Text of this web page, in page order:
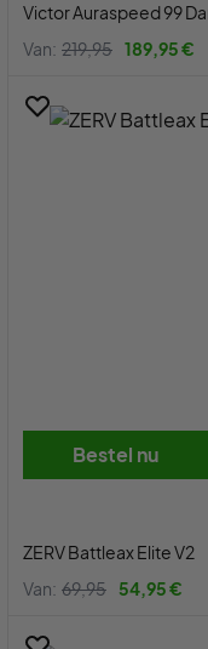
Victor Auraspeed 99
Van: 219,95 189,95 €
Bestel nu
ZERV Battleax Elite V2
Van: 69,95 54,95 €